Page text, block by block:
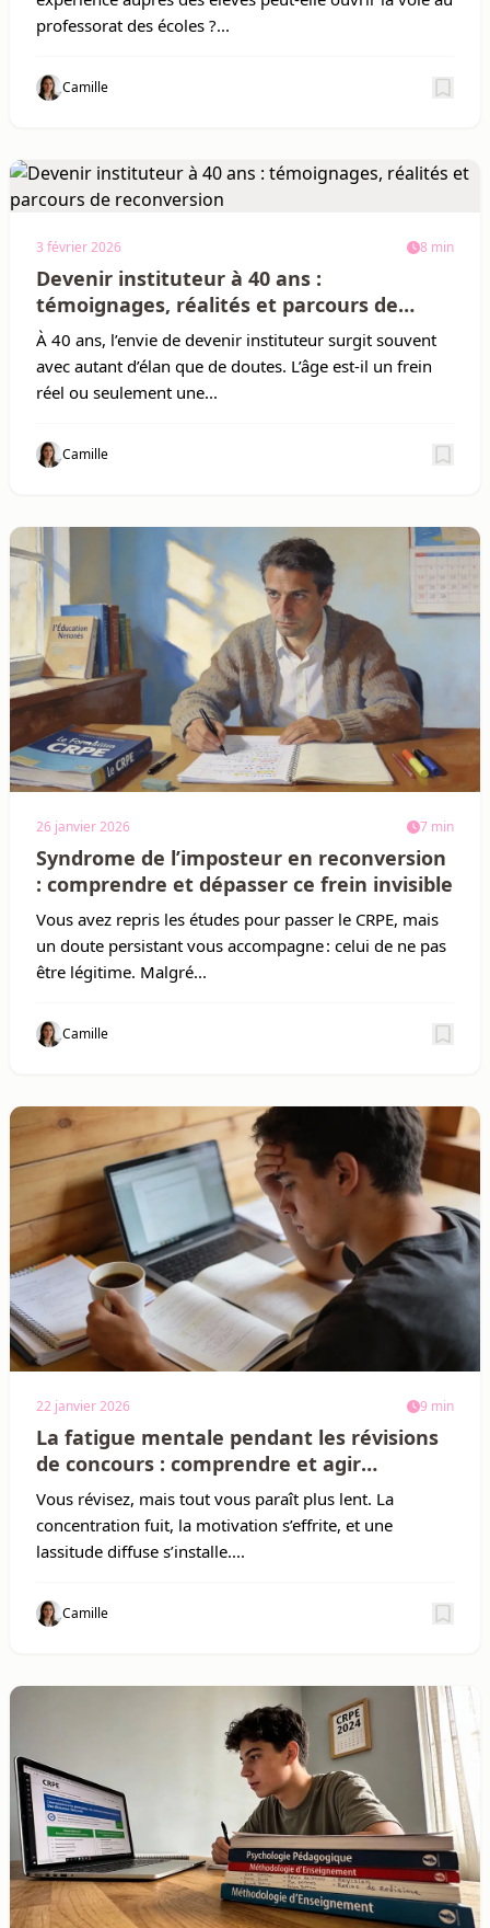
professorat des écoles ?...
Camille
3 février 2026 8 min
Devenir instituteur à 40 ans :
témoignages, réalités et parcours de
reconversion
À 40 ans, l’envie de devenir instituteur surgit souvent
avec autant d’élan que de doutes. L’âge est-il un frein
réel ou seulement une...
Camille
26 janvier 2026 7 min
Syndrome de l’imposteur en reconversion
: comprendre et dépasser ce frein invisible
Vous avez repris les études pour passer le CRPE, mais
un doute persistant vous accompagne : celui de ne pas
être légitime. Malgré...
Camille
22 janvier 2026 9 min
La fatigue mentale pendant les révisions
de concours : comprendre et agir
concrètement
Vous révisez, mais tout vous paraît plus lent. La
concentration fuit, la motivation s’effrite, et une
lassitude diffuse s’installe....
Camille